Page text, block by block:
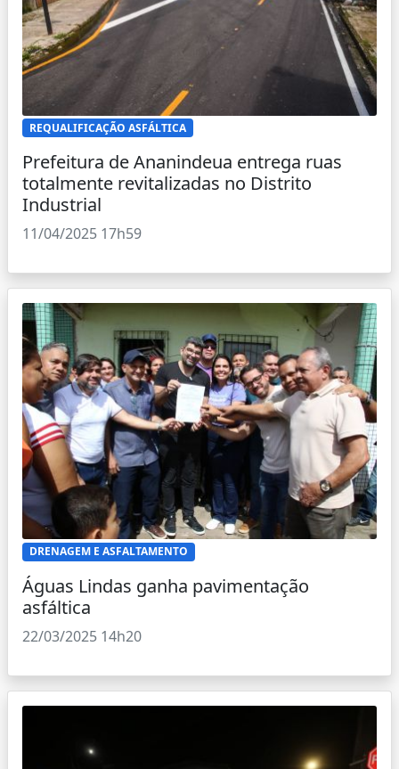
REQUALIFICAÇÃO ASFÁLTICA
Prefeitura de Ananindeua entrega ruas
totalmente revitalizadas no Distrito
Industrial
11/04/2025 17h59
DRENAGEM E ASFALTAMENTO
Águas Lindas ganha pavimentação
asfáltica
22/03/2025 14h20